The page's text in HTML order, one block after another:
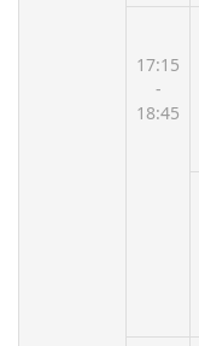
17:15
-
18:45